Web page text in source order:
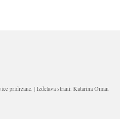
pridržane. | Izdelava strani: Katarina Oman